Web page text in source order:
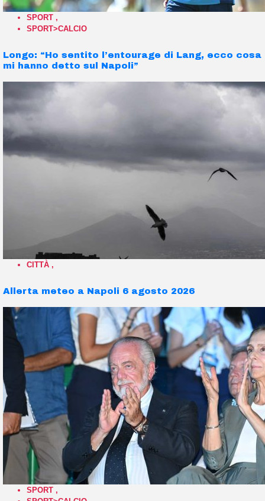
SPORT ,
SPORT>CALCIO
Longo: “Ho sentito l’entourage di Lang, ecco cosa
mi hanno detto sul Napoli”
CITTÀ ,
Allerta meteo a Napoli 6 agosto 2026
SPORT ,